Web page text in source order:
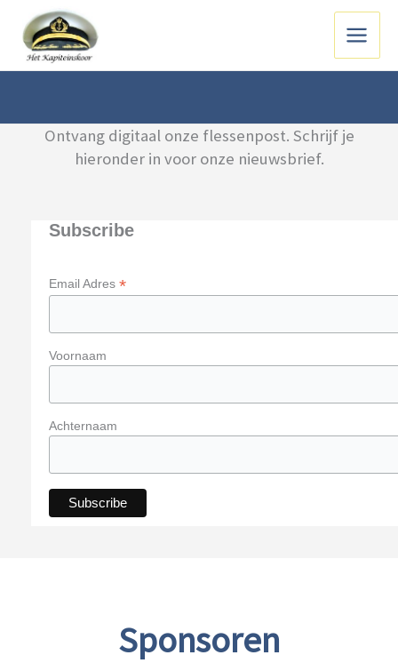
naar
inhoud
Main
Ontvang digitaal onze flessenpost. Schrijf je
hieronder in voor onze nieuwsbrief.
Subscribe
Email Adres *
Voornaam
Achternaam
Sponsoren